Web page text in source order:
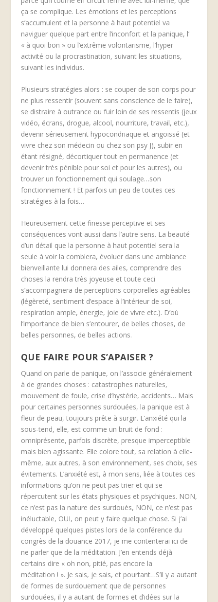
ça se complique. Les émotions et les perceptions
s’accumulent et la personne à haut potentiel va
naviguer quelque part entre l’inconfort et la panique, l’
« à quoi bon » ou l’extrême volontarisme, l’hyper
activité ou la procrastination, suivant les situations,
suivant les individus.
Plusieurs stratégies alors : se couper de son corps pour
ne plus ressentir (souvent sans conscience de le faire),
se distraire à outrance ou fuir loin de ses ressentis (jeux
vidéo, écrans, drogue, alcool, nourriture, travail, etc.),
devenir sérieusement hypocondriaque et angoissé (et
vivre chez son médecin ou chez son psy J), subir en
étant résigné, décortiquer tout en permanence (et
devenir très pénible pour soi et pour les autres), ou
trouver un fonctionnement qui soulage…son
fonctionnement ! Et parfois un peu de toutes ces
stratégies à la fois…
Heureusement cette finesse perceptive et ses
conséquences vont aussi dans l’autre sens. La beauté
d’un détail que la personne à haut potentiel sera la
seule à voir la comblera, évoluer dans une ambiance
bienveillante lui donnera des ailes, comprendre des
choses la rendra très joyeuse et toute ceci
s’accompagnera de perceptions corporelles agréables
(légèreté, sentiment d’espace à l’intérieur de soi,
respiration ample, énergie, joie de vivre etc.). D’où
l’importance de bien s’entourer, de belles choses, de
belles personnes, de belles actions.
QUE FAIRE POUR S’APAISER ?
Quand on parle de panique, on l’associe généralement
à de grandes choses : catastrophes naturelles,
mouvement de foule, crise d’hystérie, accidents… Mais
pour certaines personnes surdouées, la panique est à
fleur de peau, toujours prête à surgir. L’anxiété qui la
sous-tend, elle, est comme un bruit de fond :
omniprésente, parfois discrète, presque imperceptible
mais bien agissante. Elle colore tout, sa relation à elle-
même, aux autres, à son environnement, ses choix, ses
évitements. L’anxiété est, à mon sens, liée à toutes ces
informations qu’on ne peut pas trier et qui se
répercutent sur les états physiques et psychiques. NON,
ce n’est pas la nature des surdoués, NON, ce n’est pas
inéluctable, OUI, on peut y faire quelque chose. Si j’ai
développé quelques pistes lors de la conférence du
congrès de la douance 2017, je me contenterai ici de
ne parler que de la méditation. J’en entends déjà
certains dire « oh non, pitié, pas encore la
méditation ! ». Je sais, je sais, et pourtant…S’il y a autant
de formes de surdouement que de personnes
surdouées, il y a autant de formes et d’idées sur la